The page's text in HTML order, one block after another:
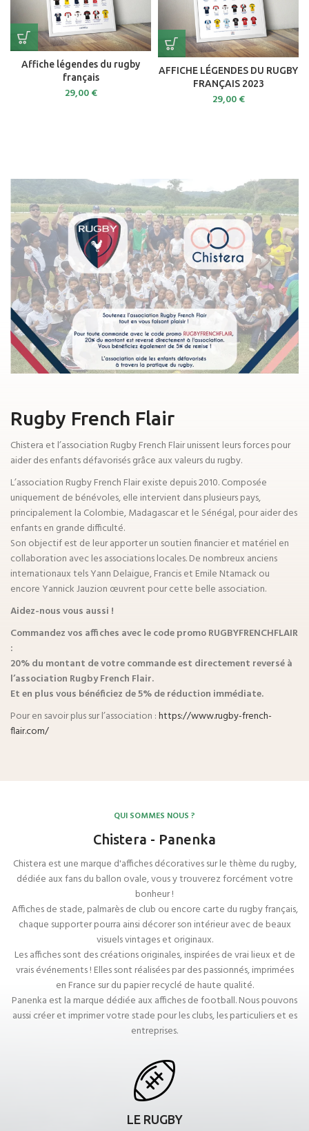
Affiche légendes du rugby
français
29,00€
AFFICHE LÉGENDES DU RUGBY
FRANÇAIS 2023
29,00€
Rugby French Flair
Chistera et l’association Rugby French Flair unissent leurs forces pour
aider des enfants défavorisés grâce aux valeurs du rugby.
L’association Rugby French Flair existe depuis 2010. Composée
uniquement de bénévoles, elle intervient dans plusieurs pays,
principalement la Colombie, Madagascar et le Sénégal, pour aider des
enfants en grande difficulté.
Son objectif est de leur apporter un soutien financier et matériel en
collaboration avec les associations locales. De nombreux anciens
internationaux tels Yann Delaigue, Francis et Emile Ntamack ou
encore Yannick Jauzion œuvrent pour cette belle association.
Aidez-nous vous aussi !
Commandez vos affiches avec le code promoRUGBYFRENCHFLAIR
:
20% du montant de votre commande est directement reversé à
l’association Rugby French Flair.
Et en plus vous bénéficiez de 5% de réduction immédiate.
Pour en savoir plus sur l’association :https://www.rugby-french-
flair.com/
QUI SOMMES NOUS ?
Chistera - Panenka
Chistera est une marque d'affiches décoratives sur le thème du rugby,
dédiée aux fans du ballon ovale, vous y trouverez forcément votre
bonheur !
Affiches de stade, palmarès de club ou encore carte du rugby français,
chaque supporter pourra ainsi décorer son intérieur avec de beaux
visuels vintages et originaux.
Les affiches sont des créations originales, inspirées de vrai lieux et de
vrais événements ! Elles sont réalisées par des passionnés, imprimées
en France sur du papier recyclé de haute qualité.
Panenka est la marque dédiée aux affiches de football. Nous pouvons
aussi créer et imprimer votre stade pour les clubs, les particuliers et es
entreprises.
LE RUGBY